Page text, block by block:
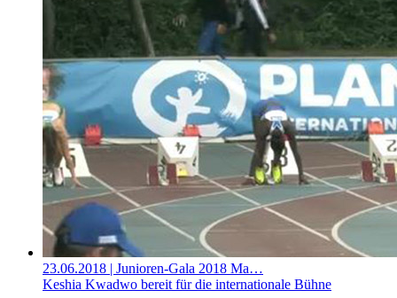
23.06.2018 | Junioren-Gala 2018 Ma…
Keshia Kwadwo bereit für die internationale Bühne